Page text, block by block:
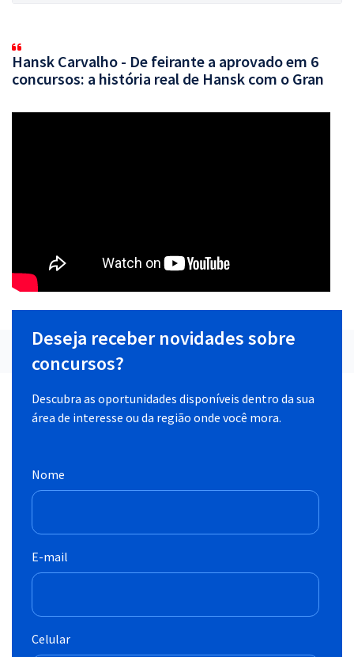
Hansk Carvalho - De feirante a aprovado em 6
concursos: a história real de Hansk com o Gran
Deseja receber novidades sobre
concursos?
Descubra as oportunidades disponíveis dentro da sua
área de interesse ou da região onde você mora.
Nome
E-mail
Celular